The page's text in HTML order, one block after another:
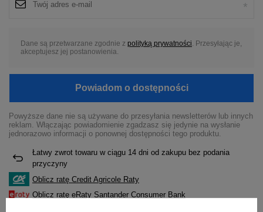
Dane są przetwarzane zgodnie z polityką prywatności . Przesyłając je,
akceptujesz jej postanowienia.
Powiadom o dostępności
Powyższe dane nie są używane do przesyłania newsletterów lub innych
reklam. Włączając powiadomienie zgadzasz się jedynie na wysłanie
jednorazowo informacji o ponownej dostępności tego produktu.
Łatwy zwrot towaru w ciągu 14 dni od zakupu bez podania
przyczyny
Oblicz ratę Credit Agricole Raty
Oblicz ratę eRaty Santander Consumer Bank